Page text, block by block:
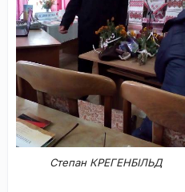
Степан КРЕГЕНБІЛЬД